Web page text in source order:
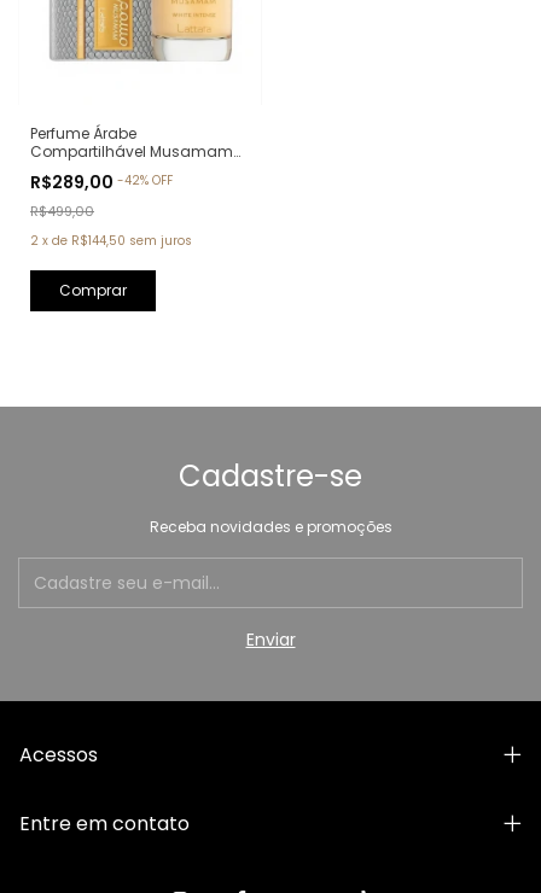
Perfume Árabe
Compartilhável Musamam
Parfum - 100ml
R$289,00 -42% OFF
R$499,00
2 x de R$144,50 sem juros
Cadastre-se
Receba novidades e promoções
Acessos
Entre em contato